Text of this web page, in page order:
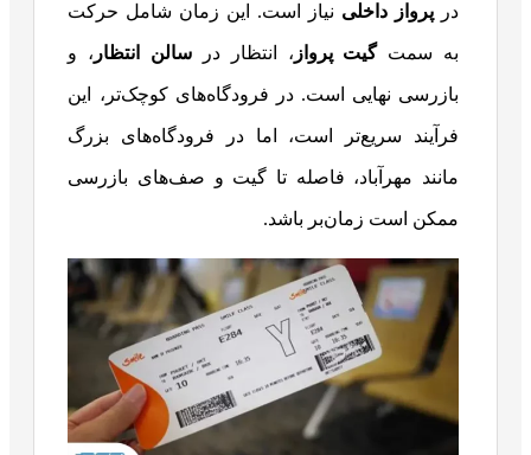
در پرواز داخلی نیاز است. این زمان شامل حرکت
به سمتگیت پرواز ، انتظار در سالن انتظار ، و
بازرسی نهایی است. در فرودگاه‌های کوچک‌تر، این
فرآیند سریع‌تر است، اما در فرودگاه‌های بزرگ
مانند مهرآباد، فاصله تا گیت و صف‌های بازرسی
ممکن است زمان‌بر باشد.